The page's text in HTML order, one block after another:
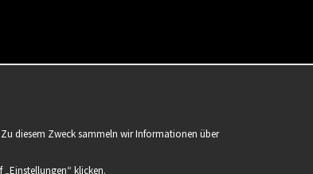
diesem Zweck sammeln wir Informationen über
„Einstellungen“ klicken.